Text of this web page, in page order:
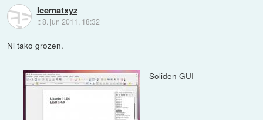
Icematxyz
::8. jun 2011, 18:32
Ni tako grozen.
Soliden GUI